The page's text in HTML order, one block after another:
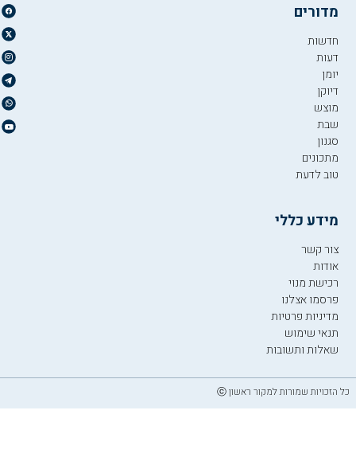
מדורים
חדשות
דעות
יומן
דיוקן
מוצש
שבת
סגנון
מתכונים
טוב לדעת
מידע כללי
צור קשר
אודות
רכישת מנוי
פרסמו אצלנו
מדיניות פרטיות
תנאי שימוש
שאלות ותשובות
כל הזכויות שמורות למקור ראשון ⓒ